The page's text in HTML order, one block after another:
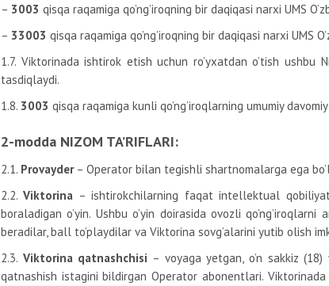
– 3003 qisqa raqamiga qo’ng’iroqning bir daqiqasi narxi UMS
– 33003 qisqa raqamiga qo’ng’iroqning bir daqiqasi narxi UMS
1.7. Viktorinada ishtirok etish uchun ro’yxatdan o’tish
tasdiqlaydi.
1.8. 3003 qisqa raqamiga kunli qo’ng’iroqlarning umumiy
2-modda NIZOM TA’RIFLARI:
2.1. Provayder– Operator bilan tegishli shartnomalarga ega
2.2.Viktorina – ishtirokchilarning faqat intellektual
boraladigan o’yin. Ushbu o’yin doirasida ovozli
beradilar, ball to’playdilar va Viktorina sovg’alarini yutib olish
2.3. Viktorina qatnashchisi – voyaga yetgan, o’n sakkiz
qatnashish istagini bildirgan Operator abonentlari.